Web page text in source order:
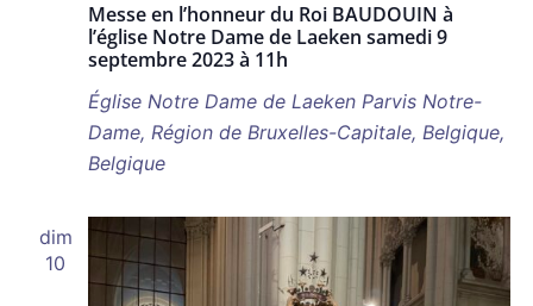
Messe en l’honneur du Roi BAUDOUIN à
l’église Notre Dame de Laeken samedi 9
septembre 2023 à 11h
Église Notre Dame de Laeken Parvis Notre-
Dame, Région de Bruxelles-Capitale, Belgique,
Belgique
dim
10